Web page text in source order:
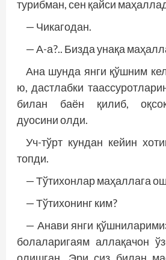
турибман, сен қайси
— Чикагодан.
— А-а?.. Бизда унақа
Ана шунда янги қўшним
ю, дастлабки
билан баён қилиб,
дуосини олди.
Уч-тўрт кундан кейин
топди.
— Тўтихонлар маҳаллага
— Тўтихонинг ким?
— Анави янги
болаларигаям аллақачон